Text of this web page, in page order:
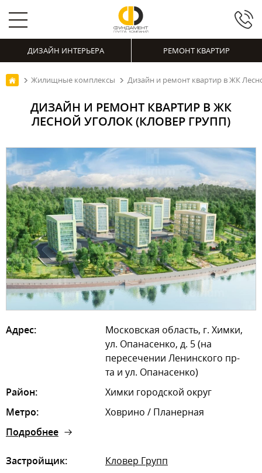
ДИЗАЙН ИНТЕРЬЕРА РЕМОНТ КВАРТИР
Жилищные комплексы Дизайн и ремонт квартир в ЖК
ДИЗАЙН И РЕМОНТ КВАРТИР В ЖК
ЛЕСНОЙ УГОЛОК (КЛОВЕР ГРУПП)
Адрес:
Московская область, г. Химки,
ул. Опанасенко, д. 5 (на
пересечении Ленинского пр-
та и ул. Опанасенко)
Район:
Химки городской округ
Метро:
Ховрино / Планерная
Подробнее
Застройщик:
Кловер Групп